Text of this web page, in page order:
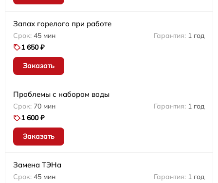
Запах горелого при работе
45 мин
1 год
1 650 ₽
Заказать
Проблемы с набором воды
70 мин
1 год
1 600 ₽
Заказать
Замена ТЭНа
45 мин
1 год